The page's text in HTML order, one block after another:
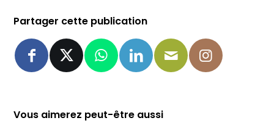
Partager cette publication
Vous aimerez peut-être aussi